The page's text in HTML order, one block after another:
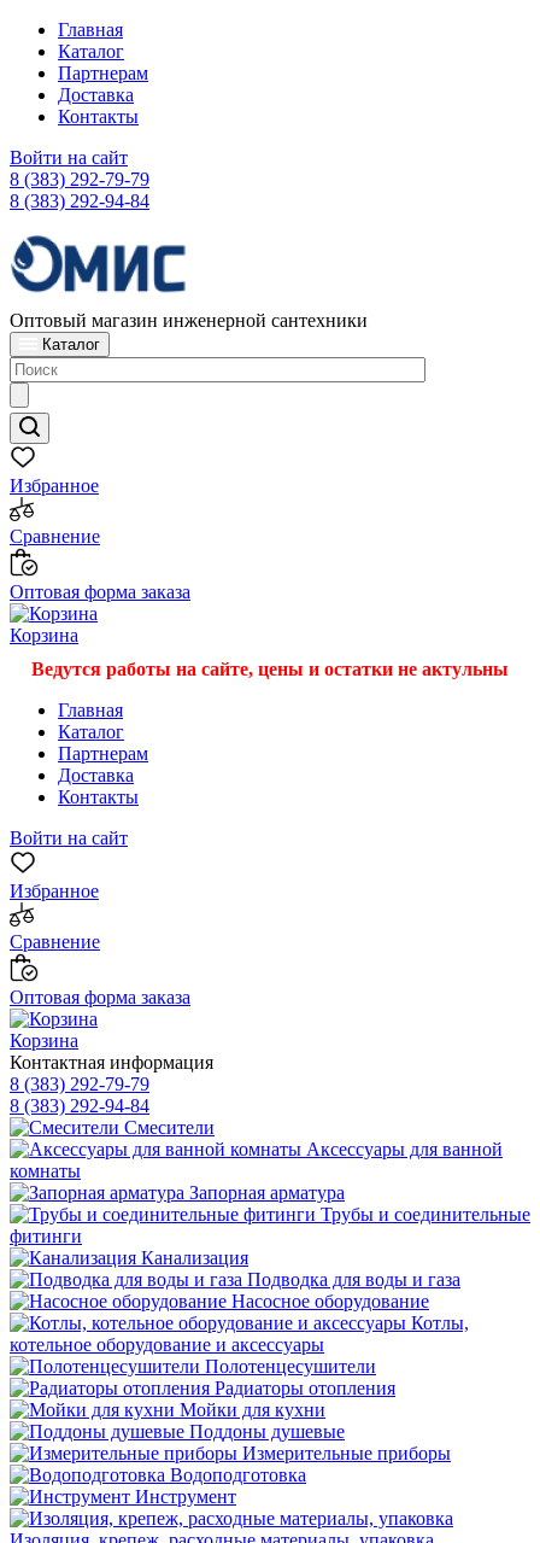
Главная
Каталог
Партнерам
Доставка
Контакты
Войти на сайт
8 (383) 292-79-79
8 (383) 292-94-84
Оптовый магазин инженерной сантехники
Каталог
Избранное
Сравнение
Оптовая форма заказа
Корзина
Ведутся работы на сайте, цены и остатки не актульны
Главная
Каталог
Партнерам
Доставка
Контакты
Войти на сайт
Избранное
Сравнение
Оптовая форма заказа
Корзина
Контактная информация
8 (383) 292-79-79
8 (383) 292-94-84
Смесители
Аксессуары для ванной
комнаты
Запорная арматура
Трубы и соединительные
фитинги
Канализация
Подводка для воды и газа
Насосное оборудование
Котлы,
котельное оборудование и аксессуары
Полотенцесушители
Радиаторы отопления
Мойки для кухни
Поддоны душевые
Измерительные приборы
Водоподготовка
Инструмент